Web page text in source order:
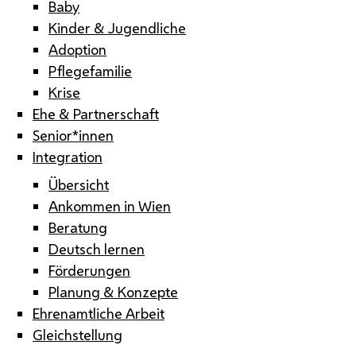
Baby
Kinder & Jugendliche
Adoption
Pflegefamilie
Krise
Ehe & Partnerschaft
Senior*innen
Integration
Übersicht
Ankommen in Wien
Beratung
Deutsch lernen
Förderungen
Planung & Konzepte
Ehrenamtliche Arbeit
Gleichstellung